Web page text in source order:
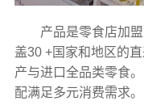
产品是零食店加
盖30 +国家和地区的
产与进口全品类零食
配满足多元消费需求